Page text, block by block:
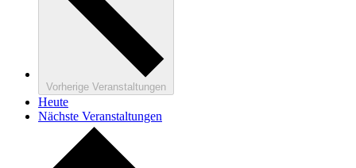
Vorherige Veranstaltungen
Heute
Nächste Veranstaltungen